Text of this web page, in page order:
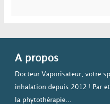
A propos
Docteur Vaporisateur, votre
inhalation depuis 2012 ! Par
la phytothérapie...